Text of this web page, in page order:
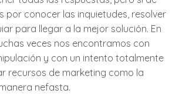
por conocer las inquietudes, resolver
para llegar a la mejor solución. En
veces nos encontramos con
y con un intento totalmente
recursos de marketing como la
nefasta.